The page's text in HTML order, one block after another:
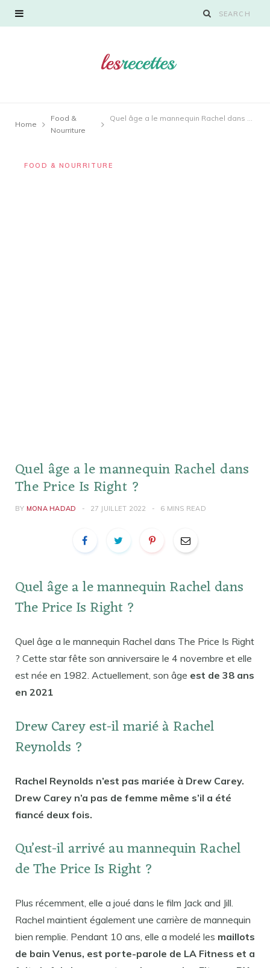
Home
Food &
Nourriture
Quel âge a le mannequin Rachel dans The Price Is Right ?
FOOD & NOURRITURE
Quel âge a le mannequin Rachel dans
The Price Is Right ?
BY MONA HADAD 27 JUILLET 2022 6 MINS READ
Quel âge a le mannequin Rachel dans
The Price Is Right ?
Quel âge a le mannequin Rachel dans The Price Is Right
? Cette star fête son anniversaire le 4 novembre et elle
est née en 1982. Actuellement, son âge est de 38 ans
en 2021
Drew Carey est-il marié à Rachel
Reynolds ?
Rachel Reynolds n’est pas mariée à Drew Carey.
Drew Carey n’a pas de femme même s’il a été
fiancé deux fois.
Qu’est-il arrivé au mannequin Rachel
de The Price Is Right ?
Plus récemment, elle a joué dans le film Jack and Jill.
Rachel maintient également une carrière de mannequin
bien remplie. Pendant 10 ans, elle a modelé les maillots
de bain Venus, est porte-parole de LA Fitness et a